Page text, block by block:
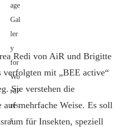
Redi von AiR und Brigitte
verfolgten mit „BEE active“
Sie verstehen die
auf mehrfache Weise. Es soll
für Insekten, speziell